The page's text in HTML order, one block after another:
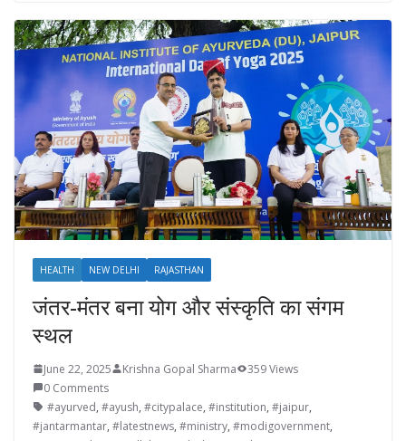
HEALTH NEW DELHI RAJASTHAN
जंतर-मंतर बना योग और संस्कृति का संगम
स्थल
June 22, 2025 Krishna Gopal Sharma
359 Views
0 Comments
#ayurved, #ayush, #citypalace, #institution, #jaipur,
#jantarmantar, #latestnews, #ministry, #modigovernment,